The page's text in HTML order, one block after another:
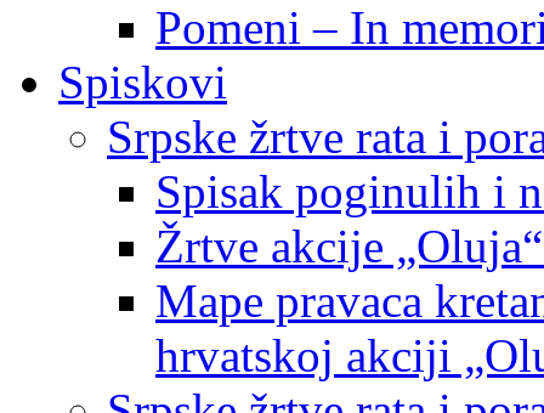
Pomeni – In
Spiskovi
Srpske žrtve rata i
Spisak poginulih i
Žrtve akcije
Mape pravaca
hrvatskoj akciji